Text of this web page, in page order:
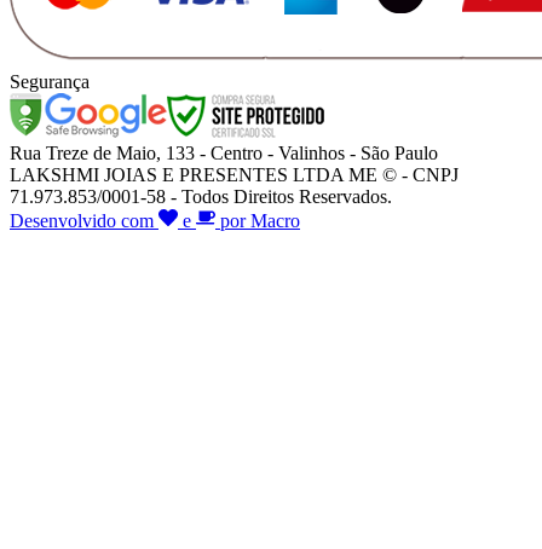
Segurança
Rua Treze de Maio, 133 - Centro - Valinhos - São Paulo
LAKSHMI JOIAS E PRESENTES LTDA ME © - CNPJ
71.973.853/0001-58 - Todos Direitos Reservados.
Desenvolvido com
e por Macro